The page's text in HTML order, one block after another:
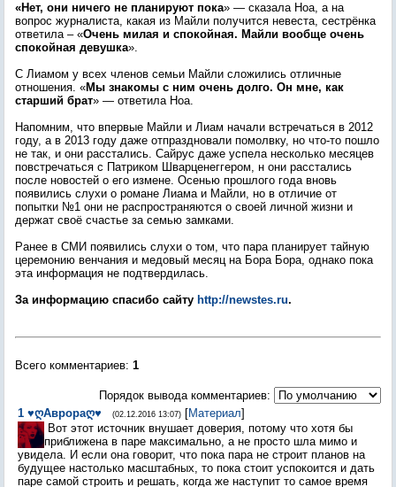
«Нет, они ничего не планируют пока» — сказала Ноа, а на
вопрос журналиста, какая из Майли получится невеста, сестрёнка
ответила – «Очень милая и спокойная. Майли вообще очень
спокойная девушка».
С Лиамом у всех членов семьи Майли сложились отличные
отношения. «Мы знакомы с ним очень долго. Он мне, как
старший брат» — ответила Ноа.
Напомним, что впервые Майли и Лиам начали встречаться в 2012
году, а в 2013 году даже отпраздновали помолвку, но что-то пошло
не так, и они расстались. Сайрус даже успела несколько месяцев
повстречаться с Патриком Шварценеггером, н они расстались
после новостей о его измене. Осенью прошлого года вновь
появились слухи о романе Лиамаи Майли, но в отличие от
попытки №1 они не распространяются о своей личной жизни и
держат своё счастье за семью замками.
Ранее в СМИ появились слухи о том, что пара планирует тайную
церемонию венчания и медовый месяц на Бора Бора, однако пока
эта информация не подтвердилась.
За информацию спасибо сайту http://newstes.ru.
Всего комментариев: 1
Порядок вывода комментариев:
1 ♥ღАврораღ♥ (02.12.2016 13:07) [Материал]
Вот этот источник внушает доверия, потому что хотя бы
приближена в паре максимально, а не просто шла мимо и
увидела. И если она говорит, что пока пара не строит планов на
будущее настолько масштабных, то пока стоит успокоится и дать
паре самой строить и решать, когда же наступит то самое время